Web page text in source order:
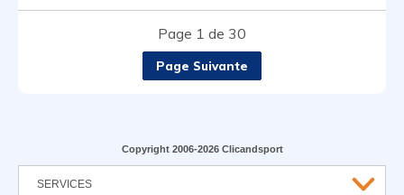
Page 1 de 30
Page Suivante
Copyright 2006-2026 Clicandsport
SERVICES